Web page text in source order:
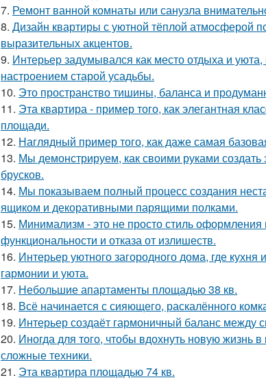
7. Ремонт ванной комнаты или санузла
8. Дизайн квартиры с уютной тёплой атмосферой
выразительных акцентов.
9. Интерьер задумывался как место отдыха и
настроением старой усадьбы.
10. Это пространство тишины, баланса и
11. Эта квартира - пример того, как элегантная
площади.
12. Наглядный пример того, как даже самая
13. Мы демонстрируем, как своими руками
брусков.
14. Мы показываем полный процесс создания
ящиком и декоративными парящими полками.
15. Минимализм - это не просто стиль
функциональности и отказа от излишеств.
16. Интерьер уютного загородного дома, где
гармонии и уюта.
17. Небольшие апартаменты площадью 38 кв.
18. Всё начинается с сияющего, раскалённого
19. Интерьер создаёт гармоничный баланс между
20. Иногда для того, чтобы вдохнуть новую
сложные техники.
21. Эта квартира площадью 74 кв.